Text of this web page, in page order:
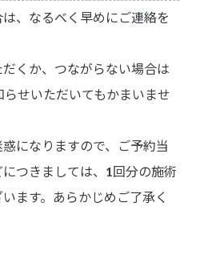
、なるべく早めにご連絡を
くか、つながらない場合は
せいただいてもかまいませ
になりますので、ご予約当
つきましては、1回分の施術
ます。あらかじめご了承く